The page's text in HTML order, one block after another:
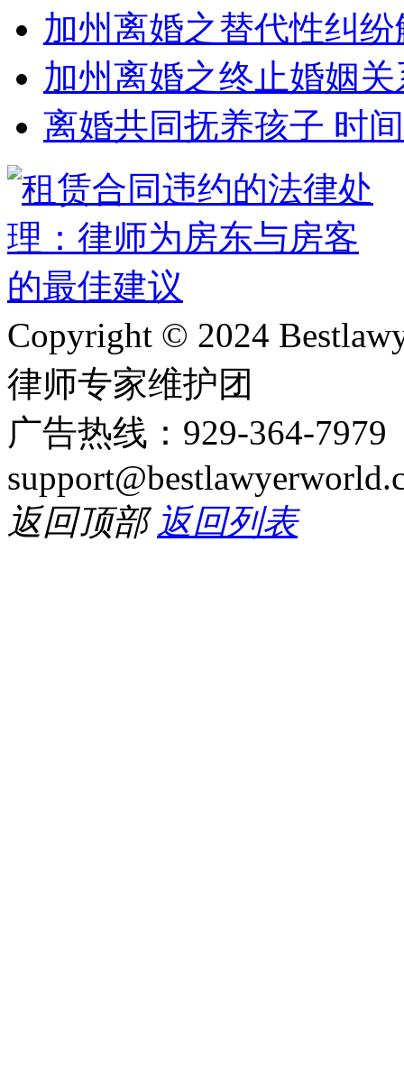
加州离婚之替代性纠
加州离婚之终止婚姻关
离婚共同抚养孩子 时
Copyright © 2024
律师专家维护团
广告热线：929-364-
返回顶部 返回列表